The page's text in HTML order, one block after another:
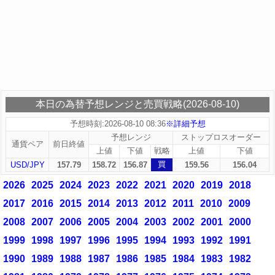
本日の為替予想レンジと売買戦略(2026-08-10)
予想時刻:2026-08-10 08:36※詳細予想
通貨ペア 前日終値
予想レンジ
ストップロスオーダー
上値
下値 戦略 上値
下値
USD/JPY
157.79 158.72 156.87 買 159.56 156.04
2026 2025 2024 2023 2022 2021 2020 2019 2018
2017 2016 2015 2014 2013 2012 2011 2010 2009
2008 2007 2006 2005 2004 2003 2002 2001 2000
1999
1998 1997 1996 1995 1994 1993 1992
1991
1990
1989 1988 1987 1986 1985 1984 1983
1982